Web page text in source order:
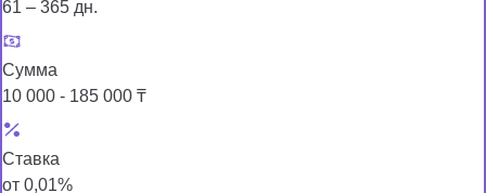
61 – 365 дн.
Сумма
10 000 - 185 000 ₸
Ставка
от 0,01%